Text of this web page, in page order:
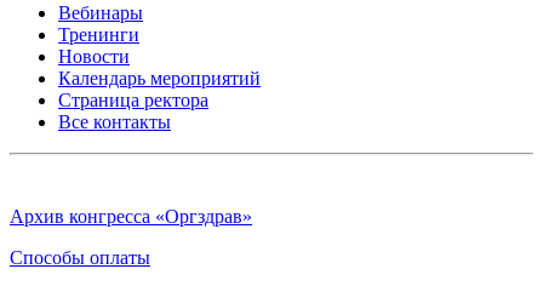
Вебинары
Тренинги
Новости
Календарь мероприятий
Страница ректора
Все контакты
Архив конгресса «Оргздрав»
Способы оплаты